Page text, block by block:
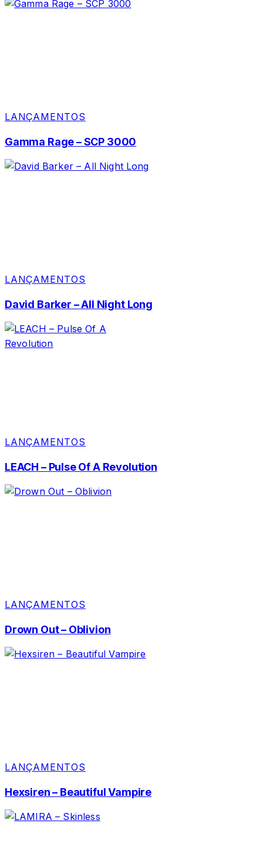
LANÇAMENTOS
Gamma Rage – SCP 3000
LANÇAMENTOS
David Barker – All Night Long
LANÇAMENTOS
LEACH – Pulse Of A Revolution
LANÇAMENTOS
Drown Out – Oblivion
LANÇAMENTOS
Hexsiren – Beautiful Vampire